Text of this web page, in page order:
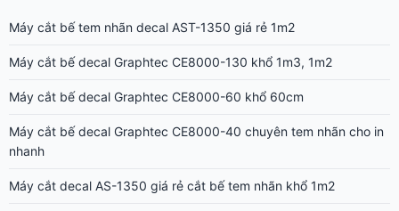
Máy cắt bế tem nhãn decal AST-1350 giá rẻ 1m2
Máy cắt bế decal Graphtec CE8000-130 khổ 1m3, 1m2
Máy cắt bế decal Graphtec CE8000-60 khổ 60cm
Máy cắt bế decal Graphtec CE8000-40 chuyên tem nhãn cho in
nhanh
Máy cắt decal AS-1350 giá rẻ cắt bế tem nhãn khổ 1m2